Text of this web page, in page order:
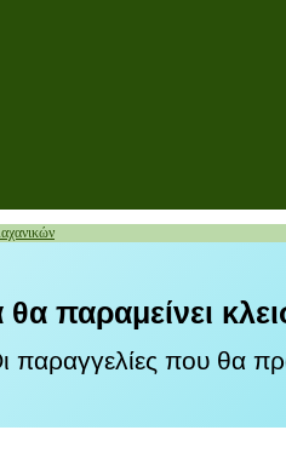
θα παραμείνει
παραγγελίες που θα